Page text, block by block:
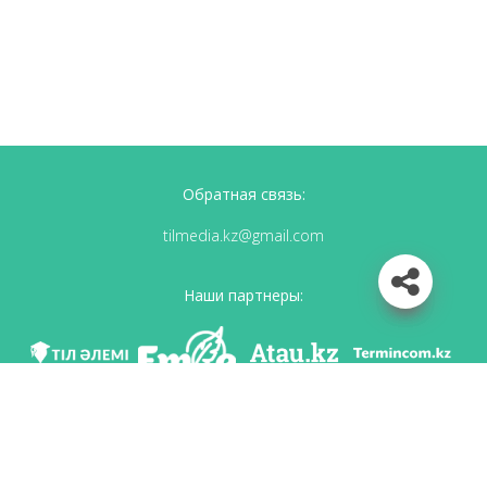
Обратная связь:
tilmedia.kz@gmail.com
Наши партнеры: